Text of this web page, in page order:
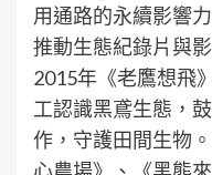
用通路的永續影響
推動生態紀錄片與
2015年《老鷹想飛
工認識黑鳶生態，
作，守護田間生物